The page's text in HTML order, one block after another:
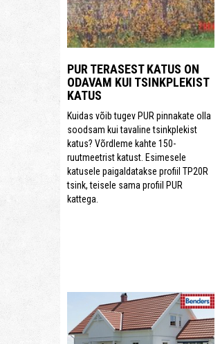
PUR TERASEST KATUS ON
ODAVAM KUI TSINKPLEKIST
KATUS
Kuidas võib tugev PUR pinnakate olla
soodsam kui tavaline tsinkplekist
katus? Võrdleme kahte 150-
ruutmeetrist katust. Esimesele
katusele paigaldatakse profiil TP20R
tsink, teisele sama profiil PUR
kattega.